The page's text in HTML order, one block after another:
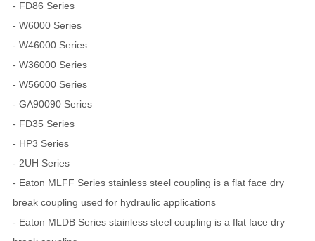
- FD86 Series
- W6000 Series
- W46000 Series
- W36000 Series
- W56000 Series
- GA90090 Series
- FD35 Series
- HP3 Series
- 2UH Series
- Eaton MLFF Series stainless steel coupling is a flat face dry
break coupling used for hydraulic applications
- Eaton MLDB Series stainless steel coupling is a flat face dry